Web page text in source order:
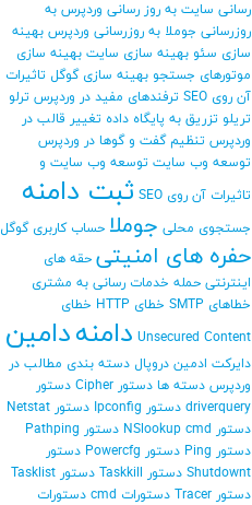
رسانی سایت به روز رسانی وردپرس به
روزرسانی جوملا به روزرسانی وردپرس بهینه
سازی سئو بهینه سازی سایت بهینه سازی
موتورهای جستجو بهینه سازی گوگل تاثیرات
آن روی SEO
ترفندهای مفید در وردپرس ترلو
تریلو تزریق به پایگاه داده تغییر قالب در
وردپرس تنظیم گفت و گوها در وردپرس
توسعه وب سایت توسعه وب سایت و
تاثیرات آن روی SEO
ثبت دامنه
جستجوی محلی جوملا حساب کاربری گوگل
حفره های امنیتی حقه های
اینترنتی حمله خدمات رسانی به مشتری
خطاهای SMTP
خطای HTTP
خطای
Unsecured Content دامنهدامین
دایرکت ادمین دروپال دسته بندی مطالب در
وردپرس دسته ها دستور Cipher
دستور
driverquery دستور Ipconfig
دستور Netstat
دستور NSlookup cmd
دستور Pathping
دستور Ping
دستور Powercfg
دستور
Shutdownt دستور Taskkill
دستور Tasklist
دستور Tracer
دستورات cmd دستورات